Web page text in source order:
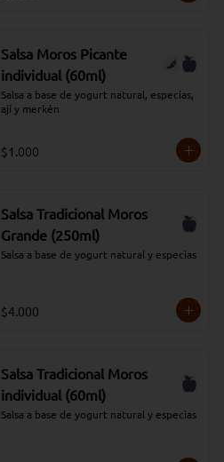
Salsa Moros Picante
individual (60ml)
Salsa a base de yogurt natural, especias,
ají y merkén
$1.000
Salsa Tradicional Moros
Grande (250ml)
Salsa a base de yogurt natural y especias
$4.000
Salsa Tradicional Moros
individual (60ml)
Salsa a base de yogurt natural y especias